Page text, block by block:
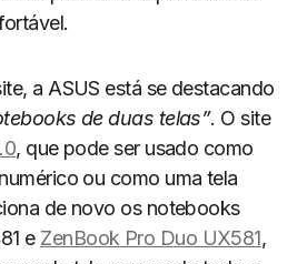
a ASUS está se destacando
de duas telas”. O site
, que pode ser usado como
ou como uma tela
de novo os notebooks
e ZenBook Pro Duo UX581,